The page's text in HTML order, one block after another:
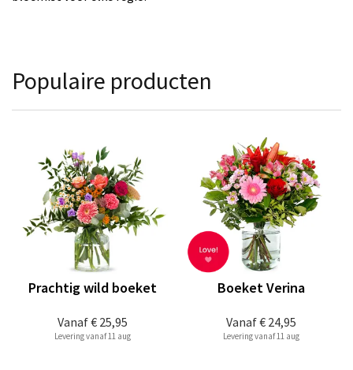
Populaire producten
Vanaf€ 25,95
Prachtig wild boeket
Levering vanaf 11 aug
Vanaf€ 24,95
Boeket Verina
Levering vanaf 11 aug